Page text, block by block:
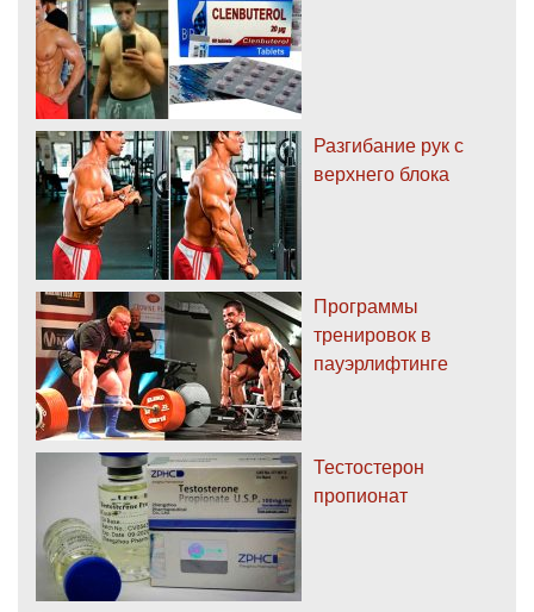
Разгибание рук с
верхнего блока
Программы
тренировок в
пауэрлифтинге
Тестостерон
пропионат